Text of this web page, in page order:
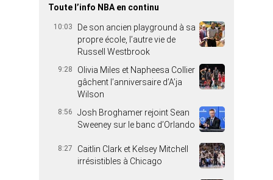
Toute l’info NBA en continu
10:03
De son ancien playground à sa
propre école, l’autre vie de
Russell Westbrook
9:28
Olivia Miles et Napheesa Collier
gâchent l’anniversaire d’A’ja
Wilson
8:56
Josh Broghamer rejoint Sean
Sweeney sur le banc d’Orlando
8:27
Caitlin Clark et Kelsey Mitchell
irrésistibles à Chicago